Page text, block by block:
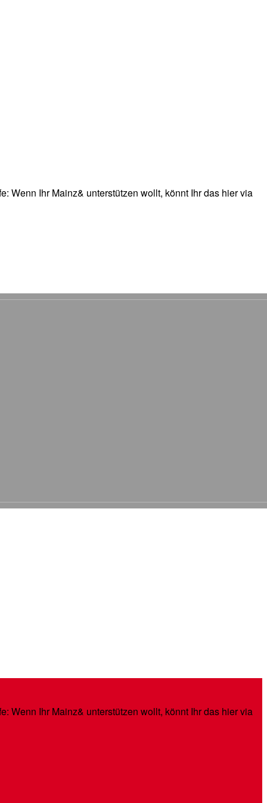
Wenn Ihr Mainz& unterstützen wollt, könnt Ihr das hier via
Wenn Ihr Mainz& unterstützen wollt, könnt Ihr das hier via